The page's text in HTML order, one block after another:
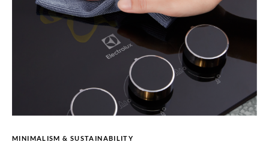
MINIMALISM & SUSTAINABILITY